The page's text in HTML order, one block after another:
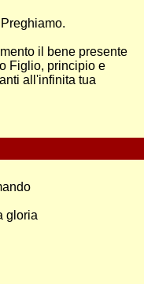
il bene presente
Figlio, principio e
all'infinita tua
gloria